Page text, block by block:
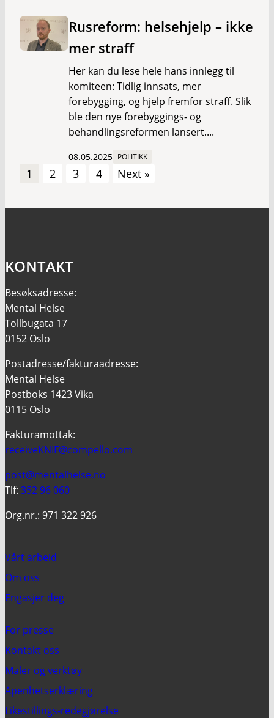
Rusreform: helsehjelp – ikke
mer straff
Her kan du lese hele hans innlegg til
komiteen: Tidlig innsats, mer
forebygging, og hjelp fremfor straff. Slik
ble den nye forebyggings- og
behandlingsreformen lansert....
08.05.2025 POLITIKK
1 2 3 4 Next »
KONTAKT
Besøksadresse:
Mental Helse
Tollbugata 17
0152 Oslo
Postadresse/fakturaadresse:
Mental Helse
Postboks 1423 Vika
0115 Oslo
Fakturamottak:
receiveKNIF@compello.com
post@mentalhelse.no
Tlf: 352 96 060
Org.nr.: 971 322 926
Vårt arbeid
Om oss
Engasjer deg
For presse
Kontakt oss
Maler og verktøy
Åpenhetserklæring
Likestillings-redegjørelse